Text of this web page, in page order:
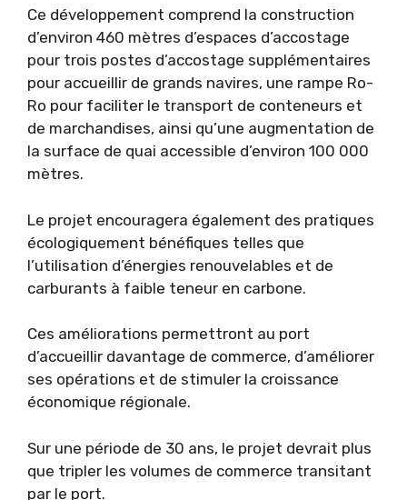
Ce développement comprend la construction
d’environ 460 mètres d’espaces d’accostage
pour trois postes d’accostage supplémentaires
pour accueillir de grands navires, une rampe Ro-
Ro pour faciliter le transport de conteneurs et
de marchandises, ainsi qu’une augmentation de
la surface de quai accessible d’environ 100 000
mètres.
Le projet encouragera également des pratiques
écologiquement bénéfiques telles que
l’utilisation d’énergies renouvelables et de
carburants à faible teneur en carbone.
Ces améliorations permettront au port
d’accueillir davantage de commerce, d’améliorer
ses opérations et de stimuler la croissance
économique régionale.
Sur une période de 30 ans, le projet devrait plus
que tripler les volumes de commerce transitant
par le port.